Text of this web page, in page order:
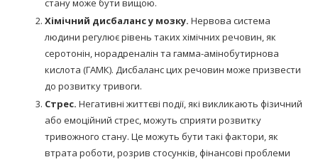
стану може бути вищою.
Хімічний дисбаланс у мозку. Нервова система
людини регулює рівень таких хімічних речовин, як
серотонін, норадреналін та гамма-амінобутирнова
кислота (ГАМК). Дисбаланс цих речовин може призвести
до розвитку тривоги.
Стрес. Негативні життєві події, які викликають фізичний
або емоційний стрес, можуть сприяти розвитку
тривожного стану. Це можуть бути такі фактори, як
втрата роботи, розрив стосунків, фінансові проблеми